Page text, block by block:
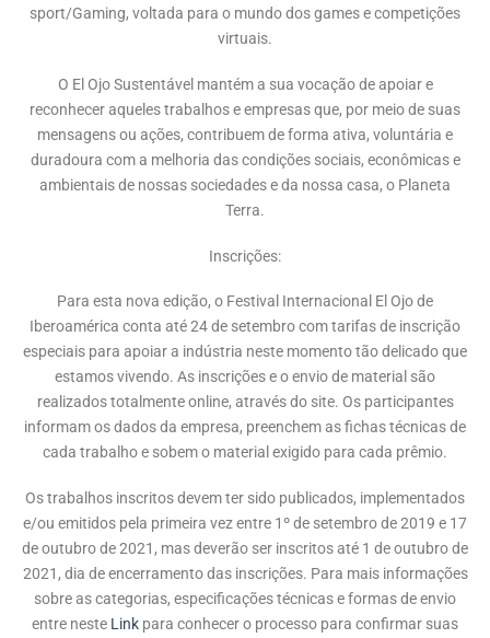
sport/Gaming, voltada para o mundo dos games e competições
virtuais.
O El Ojo Sustentável mantém a sua vocação de apoiar e
reconhecer aqueles trabalhos e empresas que, por meio de suas
mensagens ou ações, contribuem de forma ativa, voluntária e
duradoura com a melhoria das condições sociais, econômicas e
ambientais de nossas sociedades e da nossa casa, o Planeta
Terra.
Inscrições:
Para esta nova edição, o Festival Internacional El Ojo de
Iberoamérica conta até 24 de setembro com tarifas de inscrição
especiais para apoiar a indústria neste momento tão delicado que
estamos vivendo. As inscrições e o envio de material são
realizados totalmente online, através do site. Os participantes
informam os dados da empresa, preenchem as fichas técnicas de
cada trabalho e sobem o material exigido para cada prêmio.
Os trabalhos inscritos devem ter sido publicados, implementados
e/ou emitidos pela primeira vez entre 1º de setembro de 2019 e 17
de outubro de 2021, mas deverão ser inscritos até 1 de outubro de
2021, dia de encerramento das inscrições. Para mais informações
sobre as categorias, especificações técnicas e formas de envio
entre neste Link para conhecer o processo para confirmar suas